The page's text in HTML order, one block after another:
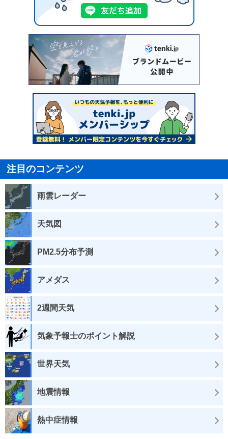
注目のコンテンツ
雨雲レーダー
天気図
PM2.5分布予測
アメダス
2週間天気
気象予報士のポイント解説
世界天気
地震情報
熱中症情報